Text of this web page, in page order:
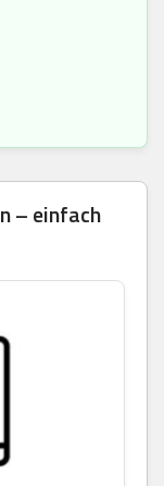
– einfach